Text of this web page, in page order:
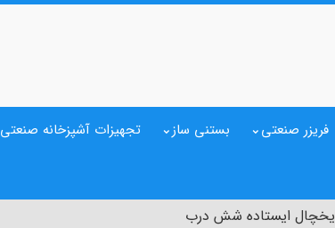
فریزر صنعتی بستنی ساز تجهیزات آشپزخانه صنعتی
یخچال ایستاده شش درب